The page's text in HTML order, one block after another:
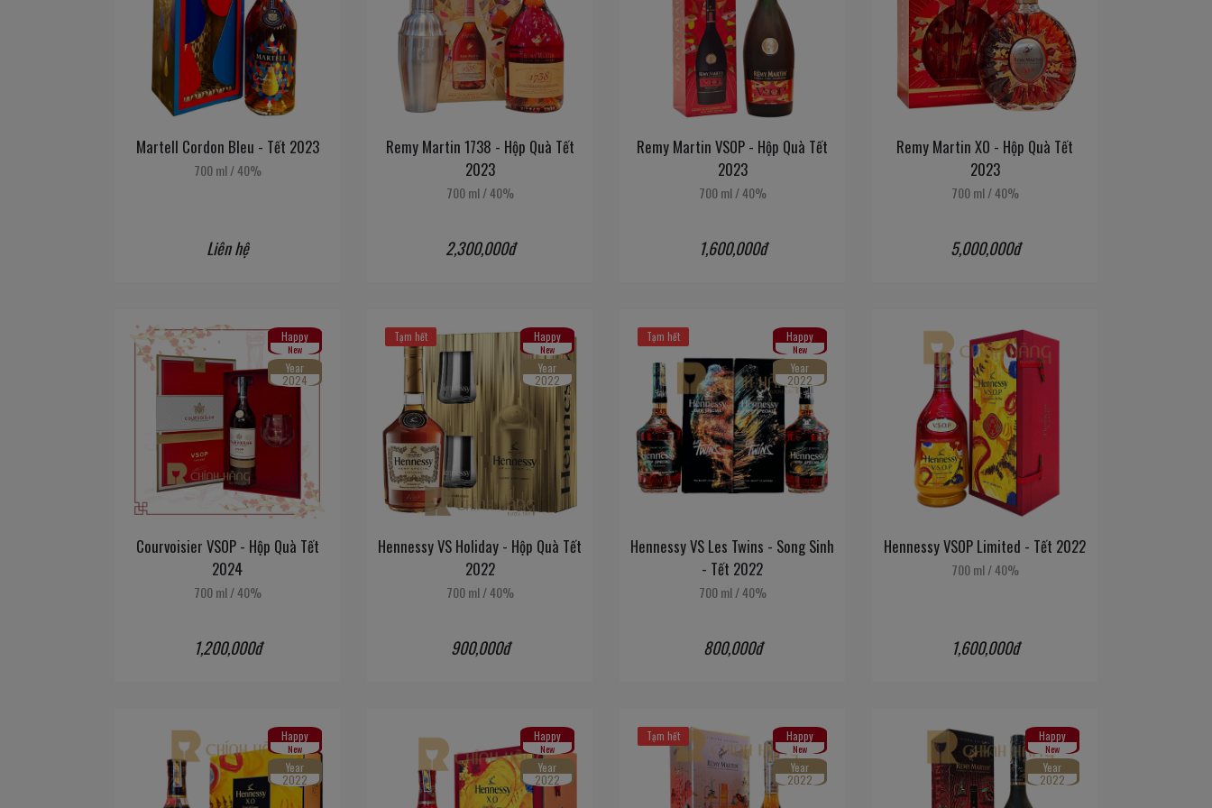
Martell Cordon Bleu - Tết 2023
700 ml /40%
Liên hệ
Remy Martin 1738 - Hộp Quà Tết
2023
700 ml /40%
2,300,000đ
Remy Martin VSOP - Hộp Quà Tết
2023
700 ml /40%
1,600,000đ
Remy Martin XO - Hộp Quà Tết
2023
700 ml /40%
5,000,000đ
Happy
New
Year
2024
Courvoisier VSOP - Hộp Quà Tết
2024
700 ml /40%
1,200,000đ
Tạm hết Happy
New
Year
2022
Hennessy VS Holiday - Hộp Quà Tết
2022
700 ml /40%
900,000đ
Tạm hết Happy
New
Year
2022
Hennessy VS Les Twins - Song Sinh
- Tết 2022
700 ml /40%
800,000đ
Hennessy VSOP Limited - Tết 2022
700 ml /40%
1,600,000đ
Happy
New
Year
2022
Happy
New
Year
2022
Tạm hết Happy
New
Year
2022
Happy
New
Year
2022